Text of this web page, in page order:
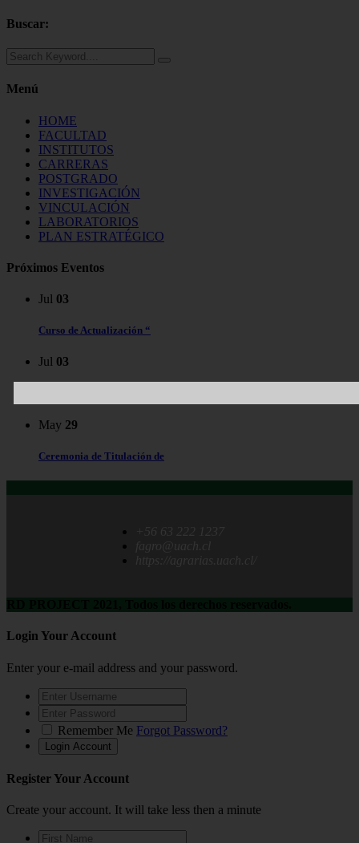
Buscar:
Menú
HOME
FACULTAD
INSTITUTOS
CARRERAS
POSTGRADO
INVESTIGACIÓN
VINCULACIÓN
LABORATORIOS
PLAN ESTRATÉGICO
Próximos Eventos
Jul 03
Curso de Actualización “
Jul 03
May 29
Ceremonia de Titulación de
Login Your Account
Enter your e-mail address and your password.
Remember Me Forgot Password?
Register Your Account
Create your account. It will take less then a minute